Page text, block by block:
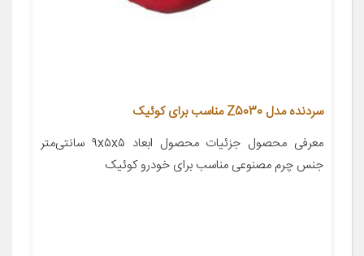
سردنده مدل Z5030 مناسب برای کوئیک
معرفی محصول جزئیات محصول ابعاد ۹x۵x۵ سانتی‌متر
جنس چرم مصنوعی مناسب برای خودرو کوئیک